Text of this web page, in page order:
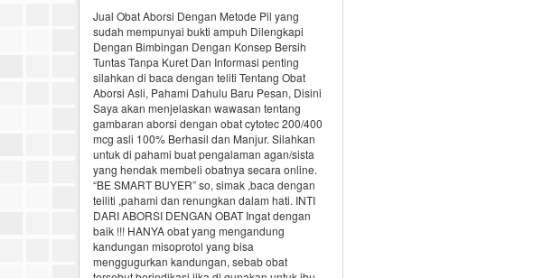
Jual Obat Aborsi Dengan Metode Pil yang
sudah mempunyai bukti ampuh Dilengkapi
Dengan Bimbingan Dengan Konsep Bersih
Tuntas Tanpa Kuret Dan Informasi penting
silahkan di baca dengan teliti Tentang Obat
Aborsi Asli, Pahami Dahulu Baru Pesan, Disini
Saya akan menjelaskan wawasan tentang
gambaran aborsi dengan obat cytotec 200/400
mcg asli 100% Berhasil dan Manjur. Silahkan
untuk di pahami buat pengalaman agan/sista
yang hendak membeli obatnya secara online.
“BE SMART BUYER” so, simak ,baca dengan
teiliti ,pahami dan renungkan dalam hati. INTI
DARI ABORSI DENGAN OBAT Ingat dengan
baik !!! HANYA obat yang mengandung
kandungan misoprotol yang bisa
menggugurkan kandungan, sebab obat